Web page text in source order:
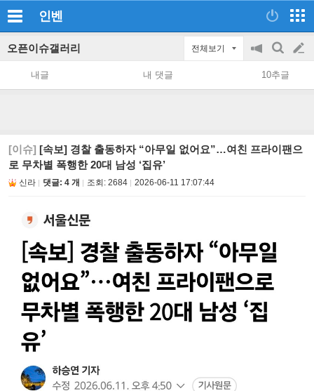
인벤
오픈이슈갤러리 전체보기
공
지
on/off
검
색
글
쓰
내글 내 댓글 10추글
[이슈] [속보] 경찰 출동하자 “아무일 없어요”…여친 프라이팬으
로 무차별 폭행한 20대 남성 ‘집유’
신라 댓글: 4 개 조회: 2684 2026-06-11 17:07:44